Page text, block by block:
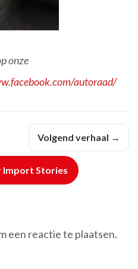
onze
autoraad/
Import Stories
Volgend verhaal →
een reactie te plaatsen.